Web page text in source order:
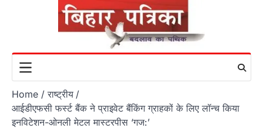
Home
राष्ट्रीय
आईडीएफसी फर्स्ट बैंक ने प्राइवेट बैंकिंग ग्राहकों के लिए लॉन्च किया
इनविटेशन-ओनली मेटल मास्टरपीस ‘गज:’